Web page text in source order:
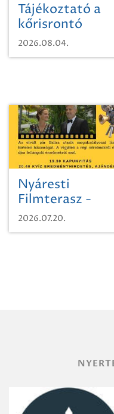
Tájékoztató a
kőrisrontó
2026.08.04.
Nyáresti
Filmterasz -
Beugró a
Paradicsomba
2026.07.20.